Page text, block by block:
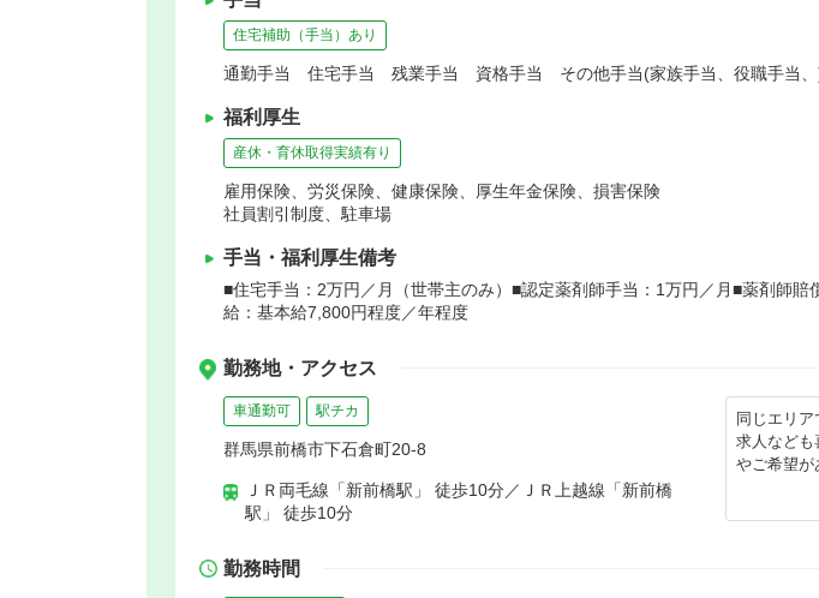
住宅補助（手当）あり
通勤手当 住宅手当 残業手当 資格手当 その他手当(家族手当、役職手当
福利厚生
産休・育休取得実績有り
雇用保険、労災保険、健康保険、厚生年金保険、損害保険
社員割引制度、駐車場
手当・福利厚生備考
■住宅手当：2万円／月（世帯主のみ）■認定薬剤師手当：1万円／月■薬剤師賠
給：基本給7,800円程度／年程度
勤務地・アクセス
車通勤可 駅チカ
群馬県前橋市下石倉町20-8
ＪＲ両毛線「新前橋駅」 徒歩10分／ＪＲ上越線「新前橋
駅」 徒歩10分
同じエリ
求人なども
やご希望が
勤務時間